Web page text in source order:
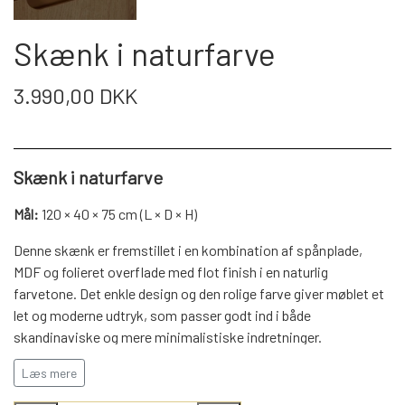
ENTRE
REOL EDGE
REOL MISTRAL
VÆGPANELER
SPEJLE
VÆGPANELER
SPEJLE
VÆGPANELER
SPEJLE
VÆGPANELER
SPEJLE
PARKERING
MONTERING & LEVERING
OM OS
Skænk i naturfarve
3.990,00 DKK
Skænk i naturfarve
Mål: 120 × 40 × 75 cm (L × D × H)
Denne skænk er fremstillet i en kombination af spånplade,
MDF og folieret overflade med flot finish i en naturlig
farvetone. Det enkle design og den rolige farve giver møblet et
let og moderne udtryk, som passer godt ind i både
skandinaviske og mere minimalistiske indretninger.
Skænken tilbyder praktisk opbevaringsplads til hverdagens
Læs mere